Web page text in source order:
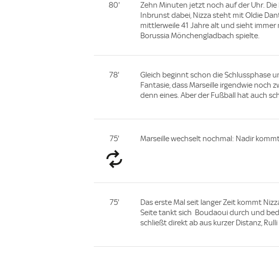
80'
Zehn Minuten jetzt noch auf der Uhr.
Inbrunst dabei, Nizza steht mit Oldie
mittlerweile 41 Jahre alt und sieht immer
Borussia Mönchengladbach spielte.
78'
Gleich beginnt schon die Schlussphase
Fantasie, dass Marseille irgendwie noch
denn eines. Aber der Fußball hat auch
75' Marseille wechselt nochmal: Nadir
75'
Das erste Mal seit langer Zeit kommt
Seite tankt sich Boudaoui durch und
schließt direkt ab aus kurzer Distanz,